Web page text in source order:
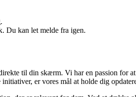
Du kan let melde fra igen.
til din skærm. Vi har en passion for
er vores mål at holde dig